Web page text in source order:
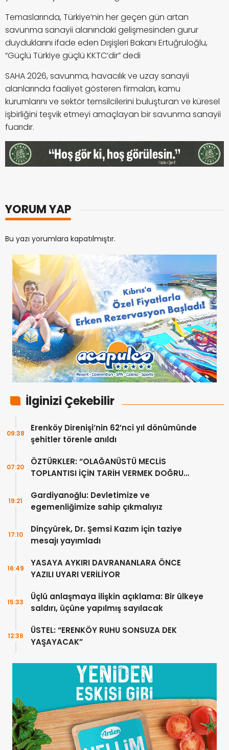
Temaslarında, Türkiye’nin her geçen gün artan
savunma sanayii alanındaki gelişmesinden gurur
duyduklarını ifade eden Dışişleri Bakanı Ertuğruloğlu,
“Güçlü Türkiye güçlü KKTC’dir” dedi
SAHA 2026, savunma, havacılık ve uzay sanayii
alanlarında faaliyet gösteren firmaları, kamu
kurumlarını ve sektör temsilcilerini buluşturan ve küresel
işbirliğini teşvik etmeyi amaçlayan bir savunma sanayii
fuarıdır.
YORUM YAP
Bu yazı yorumlara kapatılmıştır.
İlginizi Çekebilir
Erenköy Direnişi’nin 62’nci yıl dönümünde
şehitler törenle anıldı
09:38
ÖZTÜRKLER: “OLAĞANÜSTÜ MECLİS
TOPLANTISI İÇİN TARİH VERMEK DOĞRU
07:20
Gardiyanoğlu: Devletimize ve
egemenliğimize sahip çıkmalıyız
19:21
Dinçyürek, Dr. Şemsi Kazım için taziye
mesajı yayımladı
17:10
YASAYA AYKIRI DAVRANANLARA ÖNCE
YAZILI UYARI VERİLİYOR
16:49
Üçlü anlaşmaya ilişkin açıklama: Bir ülkeye
saldırı, üçüne yapılmış sayılacak
15:33
ÜSTEL: “ERENKÖY RUHU SONSUZA DEK
YAŞAYACAK”
12:36